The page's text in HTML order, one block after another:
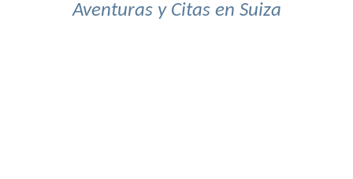
Aventuras y Citas en Suiza